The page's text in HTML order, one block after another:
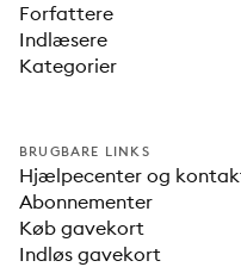
Forfattere
Indlæsere
Kategorier
BRUGBARE LINKS
Hjælpecenter og
Abonnementer
Køb gavekort
Indløs gavekort